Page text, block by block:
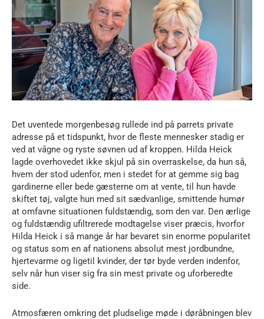
Det uventede morgenbesøg rullede ind på parrets private
adresse på et tidspunkt, hvor de fleste mennesker stadig er
ved at vågne og ryste søvnen ud af kroppen. Hilda Heick
lagde overhovedet ikke skjul på sin overraskelse, da hun så,
hvem der stod udenfor, men i stedet for at gemme sig bag
gardinerne eller bede gæsterne om at vente, til hun havde
skiftet tøj, valgte hun med sit sædvanlige, smittende humør
at omfavne situationen fuldstændig, som den var. Den ærlige
og fuldstændig ufiltrerede modtagelse viser præcis, hvorfor
Hilda Heick i så mange år har bevaret sin enorme popularitet
og status som en af nationens absolut mest jordbundne,
hjertevarme og ligetil kvinder, der tør byde verden indenfor,
selv når hun viser sig fra sin mest private og uforberedte
side.
Atmosfæren omkring det pludselige møde i døråbningen blev